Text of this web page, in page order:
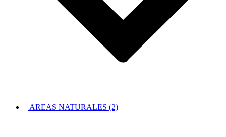
AREAS NATURALES (2)